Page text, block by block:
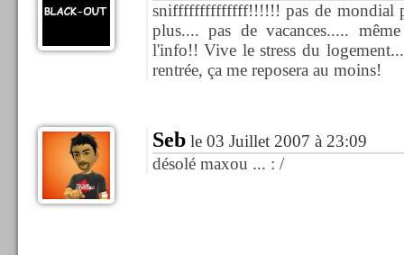
sniffffffffffffff!!!!!! pas de mondial
plus.... pas de vacances.....
l'info!! Vive le stress du
rentrée, ça me reposera au moins!
Seble 03 Juillet 2007 à 23:09
désolé maxou ... : /